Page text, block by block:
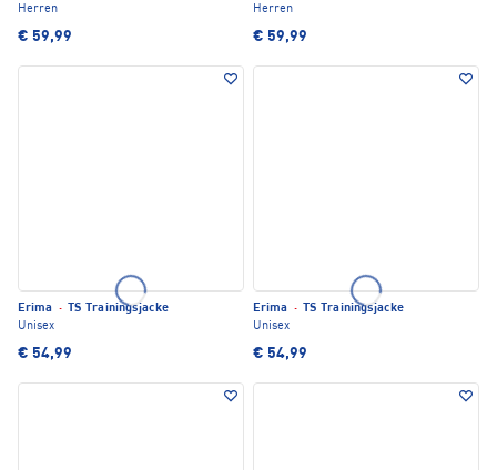
Herren
€ 59,99
Herren
€ 59,99
Erima ·
TS Trainingsjacke
Unisex
€ 54,99
Erima ·
TS Trainingsjacke
Unisex
€ 54,99